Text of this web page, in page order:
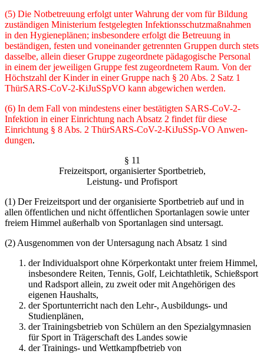
(5) Die Notbetreuung erfolgt unter Wahrung der vom für Bildung
zuständigen Ministerium festgelegten Infektionsschutzmaßnahmen
in den Hygieneplänen; insbesondere erfolgt die Be­treuung in
beständigen, festen und voneinander getrennten Gruppen durch stets
dasselbe, allein dieser Gruppe zugeordnete pädagogische Personal
in einem der jeweiligen Gruppe fest zugeordnetem Raum. Von der
Höchstzahl der Kinder in einer Gruppe nach § 20 Abs. 2 Satz 1
ThürSARS-CoV-2-KiJuSSpVO kann abgewichen werden.
(6) In dem Fall von mindestens einer bestätigten SARS-CoV-2-
Infektion in einer Einrichtung nach Absatz 2 findet für diese
Einrichtung § 8 Abs. 2 ThürSARS-CoV-2-KiJuSSp-VO Anwen­
dungen.
§ 11
Freizeitsport, organisierter Sportbetrieb,
Leistung- und Profisport
(1) Der Freizeitsport und der organisierte Sportbetrieb auf und in
allen öffentlichen und nicht öffentlichen Sportanlagen sowie unter
freiem Himmel außerhalb von Sportanlagen sind unter­sagt.
(2) Ausgenommen von der Untersagung nach Absatz 1 sind
der Individualsport ohne Körperkontakt unter freiem Himmel,
insbesondere Reiten, Ten­nis, Golf, Leichtathletik, Schießsport
und Radsport allein, zu zweit oder mit Angehörigen des
eigenen Haushalts,
der Sportunterricht nach den Lehr-, Ausbildungs- und
Studienplänen,
der Trainingsbetrieb von Schülern an den Spezialgymnasien
für Sport in Trägerschaft des Landes sowie
der Trainings- und Wettkampfbetrieb von